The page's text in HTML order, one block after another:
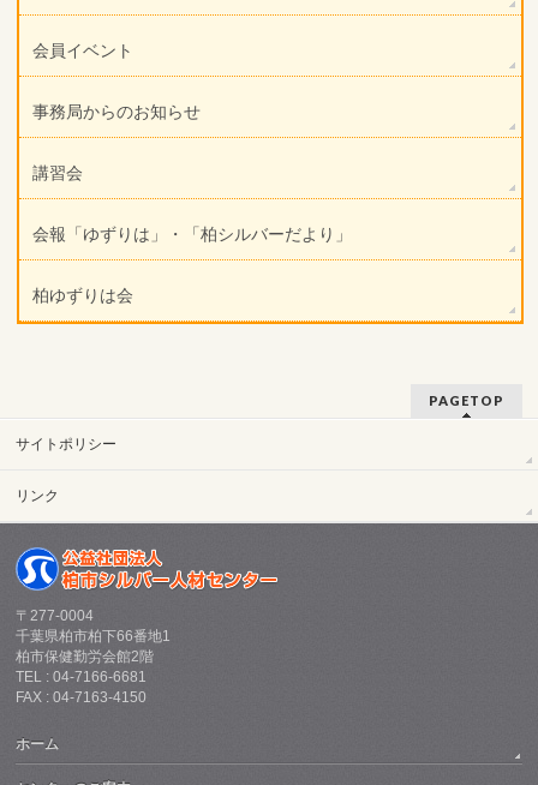
会員イベント
事務局からのお知らせ
講習会
会報「ゆずりは」・「柏シルバーだより」
柏ゆずりは会
PAGETOP
サイトポリシー
リンク
〒277-0004
千葉県柏市柏下66番地1
柏市保健勤労会館2階
TEL : 04-7166-6681
FAX : 04-7163-4150
ホーム